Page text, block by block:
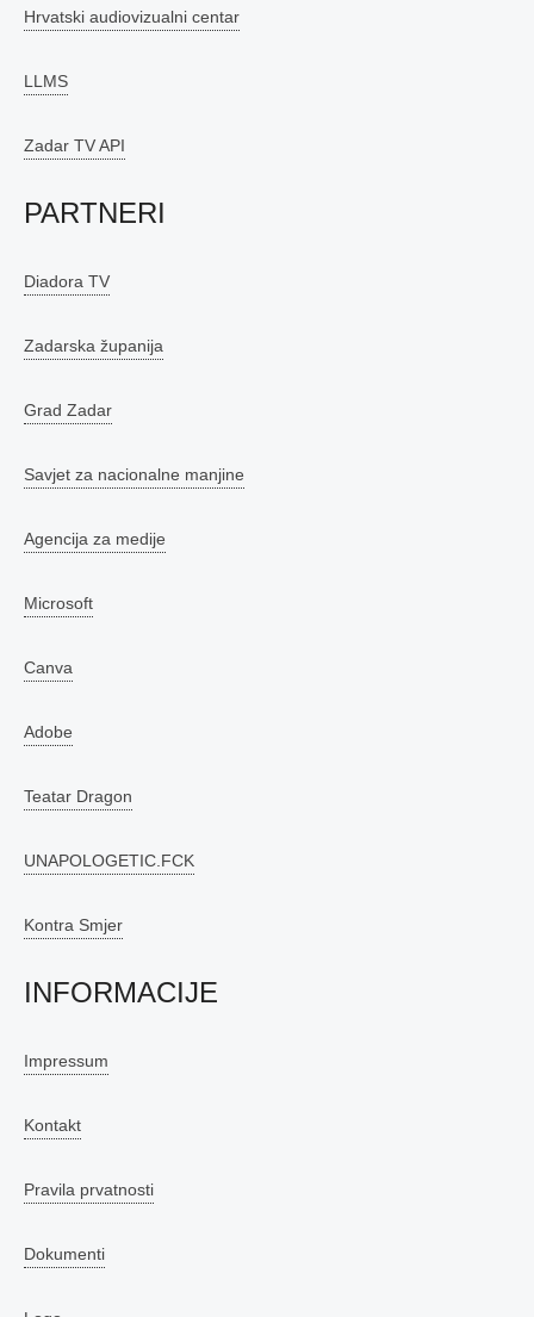
Hrvatski audiovizualni centar
LLMS
Zadar TV API
PARTNERI
Diadora TV
Zadarska županija
Grad Zadar
Savjet za nacionalne manjine
Agencija za medije
Microsoft
Canva
Adobe
Teatar Dragon
UNAPOLOGETIC.FCK
Kontra Smjer
INFORMACIJE
Impressum
Kontakt
Pravila prvatnosti
Dokumenti